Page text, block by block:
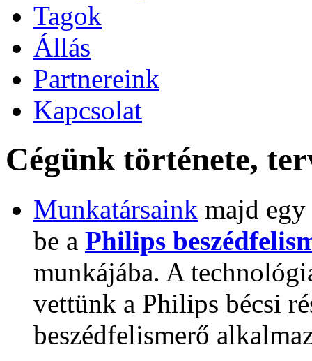
Tagok
Állás
Partnereink
Kapcsolat
Cégünk története,
Munkatársaink majd
be a Philips
munkájába. A
vettünk a Philips bécsi
beszédfelismerő